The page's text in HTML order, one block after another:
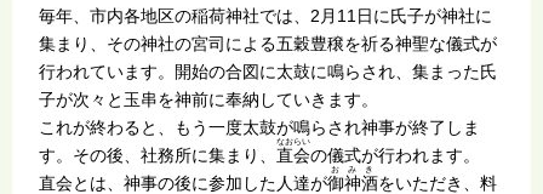
毎年、市内各地区の稲荷神社では、2月11日に氏子が神社に
集まり、その神社の宮司による五穀豊穣を祈る神聖な儀式が
行われています。開始の合図に太鼓に鳴らされ、集まった氏
子が次々と玉串を神前に奉納していきます。
これが終わると、もう一度太鼓が鳴らされ神事が終了しま
す。その後、社務所に集まり、 直会
なおらい
の儀式が行われます。
直会とは、神事の後に参加した人達が御神酒
おみき
をいただき、料